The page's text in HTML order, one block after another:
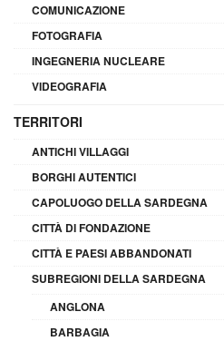
COMUNICAZIONE
FOTOGRAFIA
INGEGNERIA NUCLEARE
VIDEOGRAFIA
TERRITORI
ANTICHI VILLAGGI
BORGHI AUTENTICI
CAPOLUOGO DELLA SARDEGNA
CITTÀ DI FONDAZIONE
CITTÀ E PAESI ABBANDONATI
SUBREGIONI DELLA SARDEGNA
ANGLONA
BARBAGIA